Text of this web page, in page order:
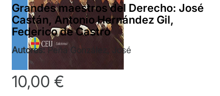
Grandes maestros del Derecho: José
Castán, Antonio Hernández Gil,
Federico de Castro
Autores:Peña González, José
10,00 €